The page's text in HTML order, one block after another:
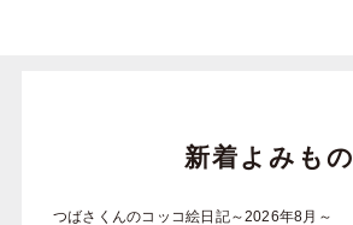
新着よみもの
つばさくんのコッコ絵日記～2026年8月～